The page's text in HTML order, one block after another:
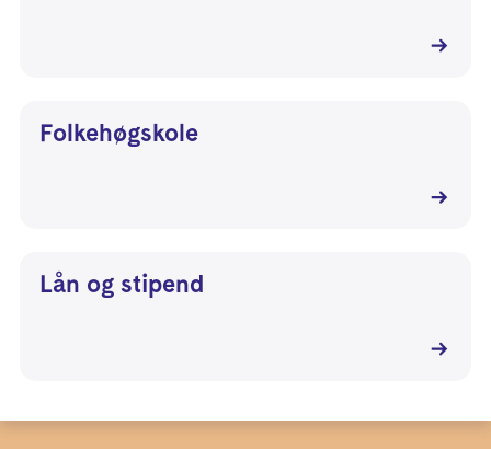
Folkehøgskole
Lån og stipend